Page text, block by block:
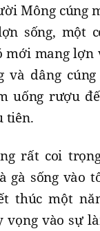
Mông cúng
sống, một
mới mang lợn
và dâng
uống rượu
tiên.
rất coi
gà sống vào
thúc một
vào sự